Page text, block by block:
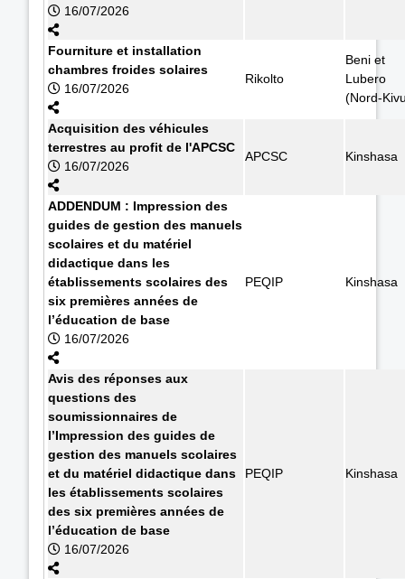
16/07/2026
Fourniture et installation
chambres froides solaires
16/07/2026
Rikolto
Beni et
Lubero
(Nord-
Acquisition des véhicules
terrestres au profit de l'APCSC
16/07/2026
APCSC Kinshasa
ADDENDUM : Impression des
guides de gestion des manuels
scolaires et du matériel
didactique dans les
établissements scolaires des
six premières années de
l’éducation de base
16/07/2026
PEQIP Kinshasa
Avis des réponses aux
questions des
soumissionnaires de
l’Impression des guides de
gestion des manuels scolaires
et du matériel didactique dans
les établissements scolaires
des six premières années de
l’éducation de base
16/07/2026
PEQIP Kinshasa